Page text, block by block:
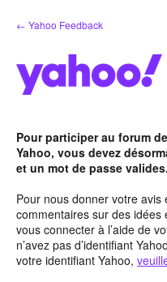
Aller
au
← Yahoo Feedback
Pour participer au forum
Yahoo, vous devez
et un mot de passe valides.
Pour nous donner votre
commentaires sur des
vous connecter à l’aide de
n’avez pas d’identifiant
votre identifiant Yahoo,